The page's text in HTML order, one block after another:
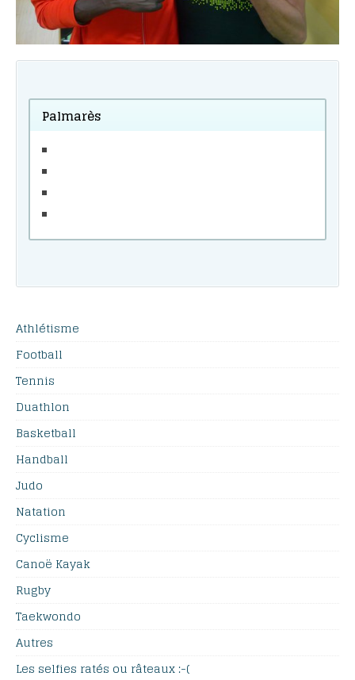
Palmarès
Athlétisme
Football
Tennis
Duathlon
Basketball
Handball
Judo
Natation
Cyclisme
Canoë Kayak
Rugby
Taekwondo
Autres
Les selfies ratés ou râteaux :-(